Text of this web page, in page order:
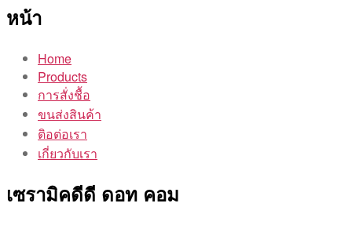
หน้า
Home
Products
การสั่งชื้อ
ขนส่งสินค้า
ติอต่อเรา
เกี่ยวกับเรา
เซรามิคดีดี ดอท คอม